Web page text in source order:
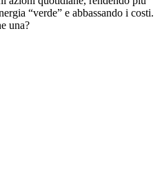
“verde” e abbassando i costi.
una?